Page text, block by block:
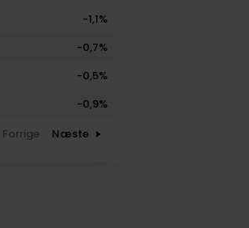
-1,1%
-0,7%
-0,5%
-0,9%
Forrige Næste